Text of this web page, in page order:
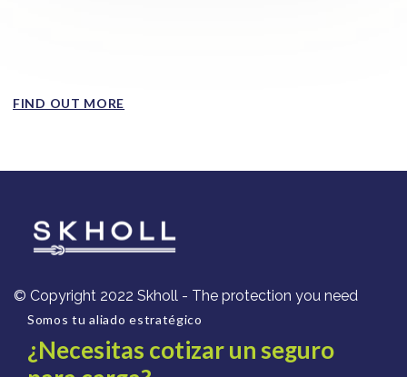
FIND OUT MORE
© Copyright 2022 Skholl - The protection you need
Somos tu aliado estratégico
¿Necesitas cotizar un seguro